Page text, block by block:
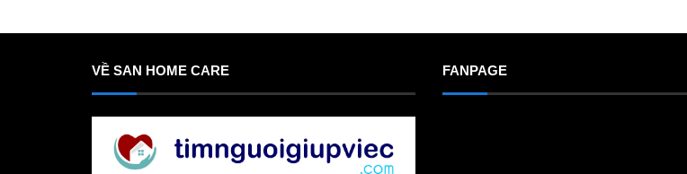
VỀ SAN HOME CARE FANPAGE